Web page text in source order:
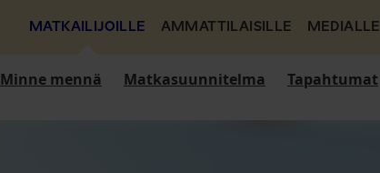
MATKAILIJOILLE AMMATTILAISILLE MEDIALLE
Minne mennä Matkasuunnitelma Tapahtumat